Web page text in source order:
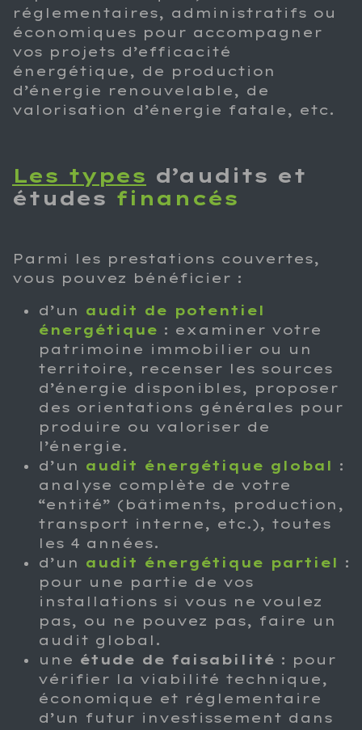
réglementaires, administratifs ou
économiques pour accompagner
vos projets d’efficacité
énergétique, de production
d’énergie renouvelable, de
valorisation d’énergie fatale, etc.
Les types d’audits et
études financés
Parmi les prestations couvertes,
vous pouvez bénéficier :
d’un audit de potentiel
énergétique : examiner votre
patrimoine immobilier ou un
territoire, recenser les sources
d’énergie disponibles, proposer
des orientations générales pour
produire ou valoriser de
l’énergie.
d’un audit énergétique global :
analyse complète de votre
“entité” (bâtiments, production,
transport interne, etc.), toutes
les 4 années.
d’un audit énergétique partiel :
pour une partie de vos
installations si vous ne voulez
pas, ou ne pouvez pas, faire un
audit global.
une étude de faisabilité : pour
vérifier la viabilité technique,
économique et réglementaire
d’un futur investissement dans